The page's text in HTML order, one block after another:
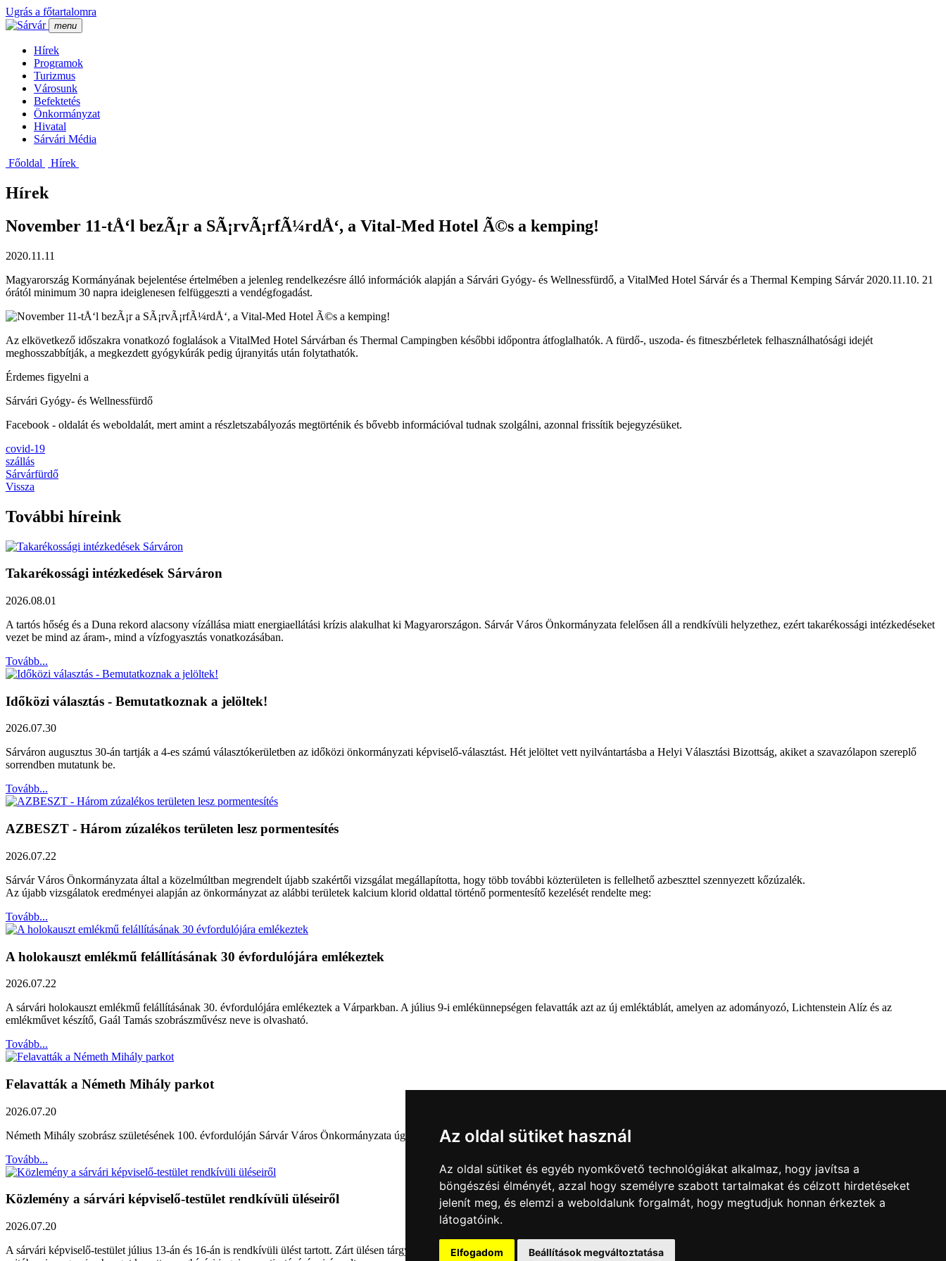
Az oldal sütiket használ
Az oldal sütiket és egyéb nyomkövető technológiákat alkalmaz, hogy javítsa a
böngészési élményét, azzal hogy személyre szabott tartalmakat és célzott hirdetéseket
jelenít meg, és elemzi a weboldalunk forgalmát, hogy megtudjuk honnan érkeztek a
látogatóink.
Elfogadom Beállítások megváltoztatása
Ugrás a főtartalomra
menu
Hí­rek
Programok
Turizmus
Városunk
Befektetés
Önkormányzat
Hivatal
Sárvári Média
Főoldal
Hí­rek
Hírek
November 11-tÅ‘l bezÃ¡r a SÃ¡rvÃ¡rfÃ¼rdÅ‘, a Vital-Med Hotel Ã©s a kemping!
2020.11.11
Magyarország Kormányának bejelentése értelmében a jelenleg rendelkezésre álló információk alapján a Sárvári Gyógy- és Wellnessfürdő, a VitalMed Hotel Sárvár és a Thermal Kemping Sárvár 2020.11.10. 21
órától minimum 30 napra ideiglenesen felfüggeszti a vendégfogadást.
Az elkövetkező időszakra vonatkozó foglalások a VitalMed Hotel Sárvárban és Thermal Campingben későbbi időpontra átfoglalhatók. A fürdő-, uszoda- és fitneszbérletek felhasználhatósági idejét
meghosszabbítják, a megkezdett gyógykúrák pedig újranyitás után folytathatók.
Érdemes figyelni a
Sárvári Gyógy- és Wellnessfürdő
Facebook - oldalát és weboldalát, mert amint a részletszabályozás megtörténik és bővebb információval tudnak szolgálni, azonnal frissítik bejegyzésüket.
covid-19
szállás
Sárvárfürdő
Vissza
További híreink
Takarékossági intézkedések Sárváron
2026.08.01
A tartós hőség és a Duna rekord alacsony vízállása miatt energiaellátási krízis alakulhat ki Magyarországon. Sárvár Város Önkormányzata felelősen áll a rendkívüli helyzethez, ezért takarékossági intézkedéseket
vezet be mind az áram-, mind a vízfogyasztás vonatkozásában.
Tovább...
Időközi választás - Bemutatkoznak a jelöltek!
2026.07.30
Sárváron augusztus 30-án tartják a 4-es számú választókerületben az időközi önkormányzati képviselő-választást. Hét jelöltet vett nyilvántartásba a Helyi Választási Bizottság, akiket a szavazólapon szereplő
sorrendben mutatunk be.
Tovább...
AZBESZT - Három zúzalékos területen lesz pormentesítés
2026.07.22
Sárvár Város Önkormányzata által a közelmúltban megrendelt újabb szakértői vizsgálat megállapította, hogy több további közterületen is fellelhető azbeszttel szennyezett kőzúzalék.
Az újabb vizsgálatok eredményei alapján az önkormányzat az alábbi területek kalcium klorid oldattal történő pormentesítő kezelését rendelte meg:
Tovább...
A holokauszt emlékmű felállításának 30 évfordulójára emlékeztek
2026.07.22
A sárvári holokauszt emlékmű felállításának 30. évfordulójára emlékeztek a Várparkban. A július 9-i emlékünnepségen felavatták azt az új emléktáblát, amelyen az adományozó, Lichtenstein Alíz és az
emlékművet készítő, Gaál Tamás szobrászművész neve is olvasható.
Tovább...
Felavatták a Németh Mihály parkot
2026.07.20
Németh Mihály szobrász születésének 100. évfordulóján Sárvár Város Önkormányzata úgy határozott, hogy parkot nevez el a város díszpolgáráról a Dévai utca elején. A parkavatót július 8-án tartották meg.
Tovább...
Közlemény a sárvári képviselő-testület rendkívüli üléseiről
2026.07.20
A sárvári képviselő-testület július 13-án és 16-án is rendkívüli ülést tartott. Zárt ülésen tárgyalta a Sárvári Gyógyfürdő Kft. Felügyelő Bizottsága által elrendelt vizsgálat eredményét, amely többek között – a